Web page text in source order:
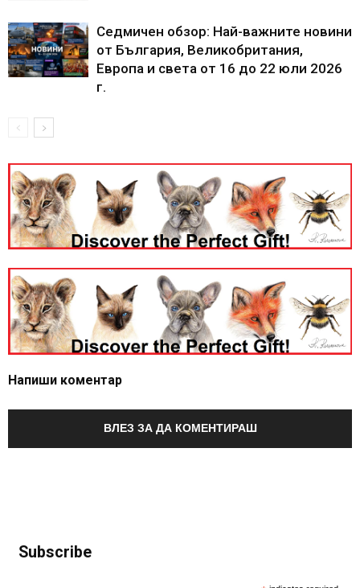
Седмичен обзор: Най-важните новини
от България, Великобритания,
Европа и света от 16 до 22 юли 2026
г.
Напиши коментар
ВЛЕЗ ЗА ДА КОМЕНТИРАШ
Subscribe